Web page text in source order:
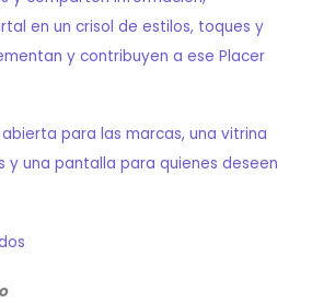
en un crisol de estilos, toques y
y contribuyen a ese Placer
para las marcas, una vitrina
y una pantalla para quienes deseen